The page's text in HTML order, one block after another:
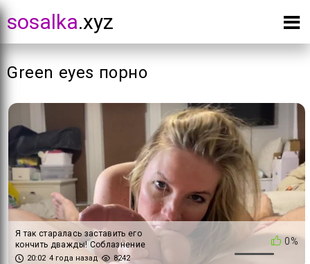
sosalka.xyz
Green eyes порно
0%
Я так старалась заставить его
кончить дважды! Соблазнение
в нижнем белье и глубокая
20:02 4 года назад 8242